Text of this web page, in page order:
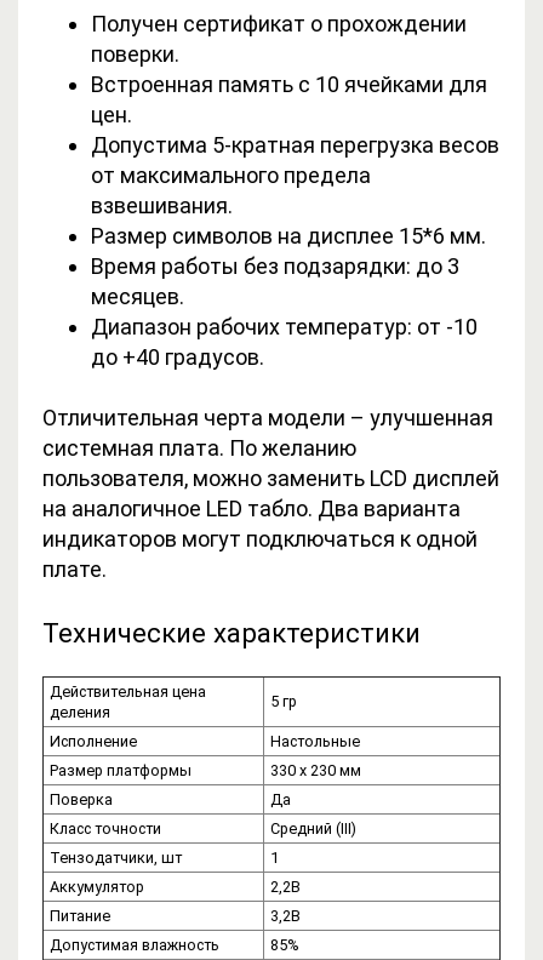
Получен сертификат о прохождении
поверки.
Встроенная память с 10 ячейками для
цен.
Допустима 5-кратная перегрузка весов
от максимального предела
взвешивания.
Размер символов на дисплее 15*6 мм.
Время работы без подзарядки: до 3
месяцев.
Диапазон рабочих температур: от -10
до +40 градусов.
Отличительная черта модели – улучшенная
системная плата. По желанию
пользователя, можно заменить LCD дисплей
на аналогичное LED табло. Два варианта
индикаторов могут подключаться к одной
плате.
Технические характеристики
Действительная цена
деления
5 гр
Исполнение
Настольные
Размер платформы
330 x 230 мм
Поверка
Да
Класс точности
Средний (III)
Тензодатчики, шт
1
Аккумулятор
2,2В
Питание
3,2В
Допустимая влажность
85%